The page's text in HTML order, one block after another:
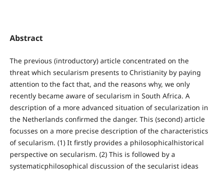
Abstract
The previous (introductory) article concentrated on the
threat which secularism presents to Christianity by paying
attention to the fact that, and the reasons why, we only
recently became aware of secularism in South Africa. A
description of a more advanced situation of secularization in
the Netherlands confirmed the danger. This (second) article
focusses on a more precise description of the characteristics
of secularism. (1) It firstly provides a philosophicalhistorical
perspective on secularism. (2) This is followed by a
systematicphilosophical discussion of the secularist ideas